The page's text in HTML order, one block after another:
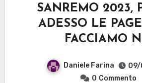
SANREMO 2023,
ADESSO LE
FACCIAMO
Daniele Farina
09/
0 Commento